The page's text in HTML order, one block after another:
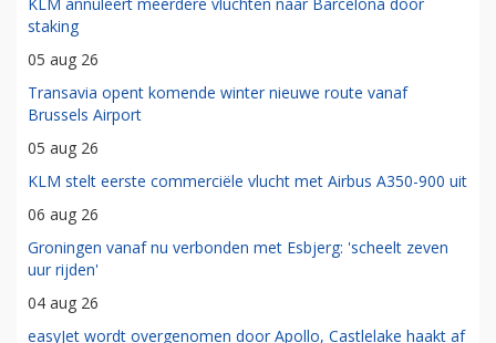
KLM annuleert meerdere vluchten naar Barcelona door
staking
05 aug 26
Transavia opent komende winter nieuwe route vanaf
Brussels Airport
05 aug 26
KLM stelt eerste commerciële vlucht met Airbus A350-900 uit
06 aug 26
Groningen vanaf nu verbonden met Esbjerg: 'scheelt zeven
uur rijden'
04 aug 26
easyJet wordt overgenomen door Apollo, Castlelake haakt af